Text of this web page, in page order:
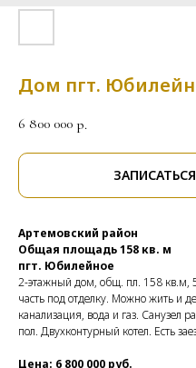
Дом пгт.
6 800 000 р.
Артемовский район
Общая площадь 158 кв. м
пгт. Юбилейное
2-этажный дом, общ. пл. 158 кв.м,
часть под отделку. Можно жить и
канализация, вода и газ. Санузел
пол. Двухконтурный котел. Есть
Цена: 6 800 000 руб.